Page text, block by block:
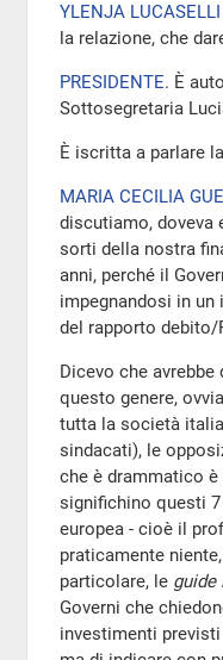
YLENJA LUCASELLI
la relazione, che
PRESIDENTE. È
Sottosegretaria
È iscritta a parlare
MARIA CECILIA
discutiamo, doveva
sorti della nostra
anni, perché il
impegnandosi in
del rapporto debito/
Dicevo che
questo genere,
tutta la società
sindacati), le
che è drammatico
significhino questi
europea - cioè il
praticamente
particolare, le guide
Governi che
investimenti